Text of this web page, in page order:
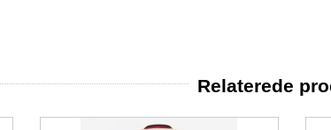
Relaterede